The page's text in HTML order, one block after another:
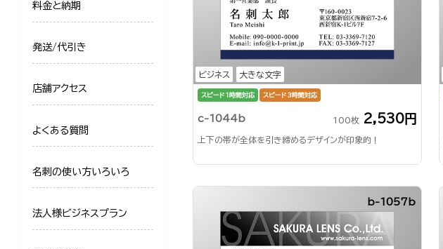
ビジネス 大きな文字
スピード1時間対応 スピード3時間対応
c-1044b 100枚 2,530円
上下の帯が全体を引き締めるデザインが印象的！
b-1057b
料金と納期
発送/代引き
店舗アクセス
よくある質問
名刺の使い方いろいろ
法人様ビジネスプラン